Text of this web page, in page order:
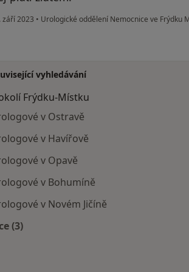
září 2023 • Urologické oddělení Nemocnice ve Frýdku
vyhledávání
Frýdku-Místku
v Ostravě
v Havířově
v Opavě
v Bohumíně
v Novém Jičíně
(3)